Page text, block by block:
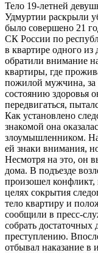
Тело 19-летней
Удмуртии раскрыли
было совершено 21
СК России по
в квартире одного
обратили внимание
квартиры, где
пожилой мужчина, за
состоянию здоровья
передвигаться,
Как установлено
знакомой она
злоумышленником.
ей знаки внимания,
Несмотря на это, он
дома. В подъезде
произошел конфликт,
целях сокрытия
тело квартиру и
сообщили в пресс-
собрать достаточных
преступлению.
отбывал наказание в